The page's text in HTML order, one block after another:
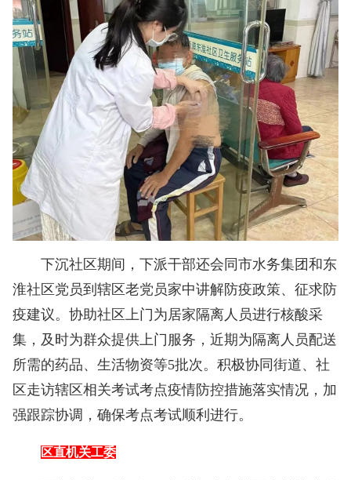
下沉社区期间，下派干部还会同市水务集团和东
淮社区党员到辖区老党员家中讲解防疫政策、征求防
疫建议。协助社区上门为居家隔离人员进行核酸采
集，及时为群众提供上门服务，近期为隔离人员配送
所需的药品、生活物资等5批次。积极协同街道、社
区走访辖区相关考试考点疫情防控措施落实情况，加
强跟踪协调，确保考点考试顺利进行。
区直机关工委